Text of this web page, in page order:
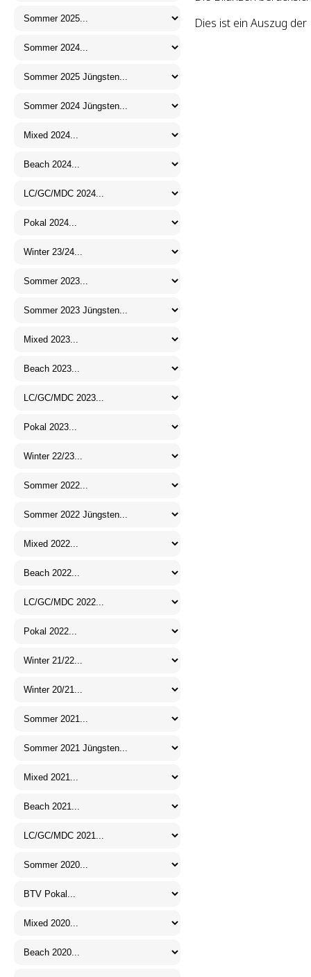
Dies ist ein Auszug